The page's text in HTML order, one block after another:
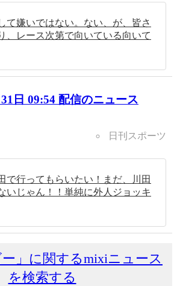
て嫌いではない。ない、が、皆さ
、レース次第で向いている向いて
日 09:54 配信のニュース
日刊スポーツ
で行ってもらいたい！まだ、川田
いじゃん！！単純に外人ジョッキ
ー」に関するmixiニュース
を検索する